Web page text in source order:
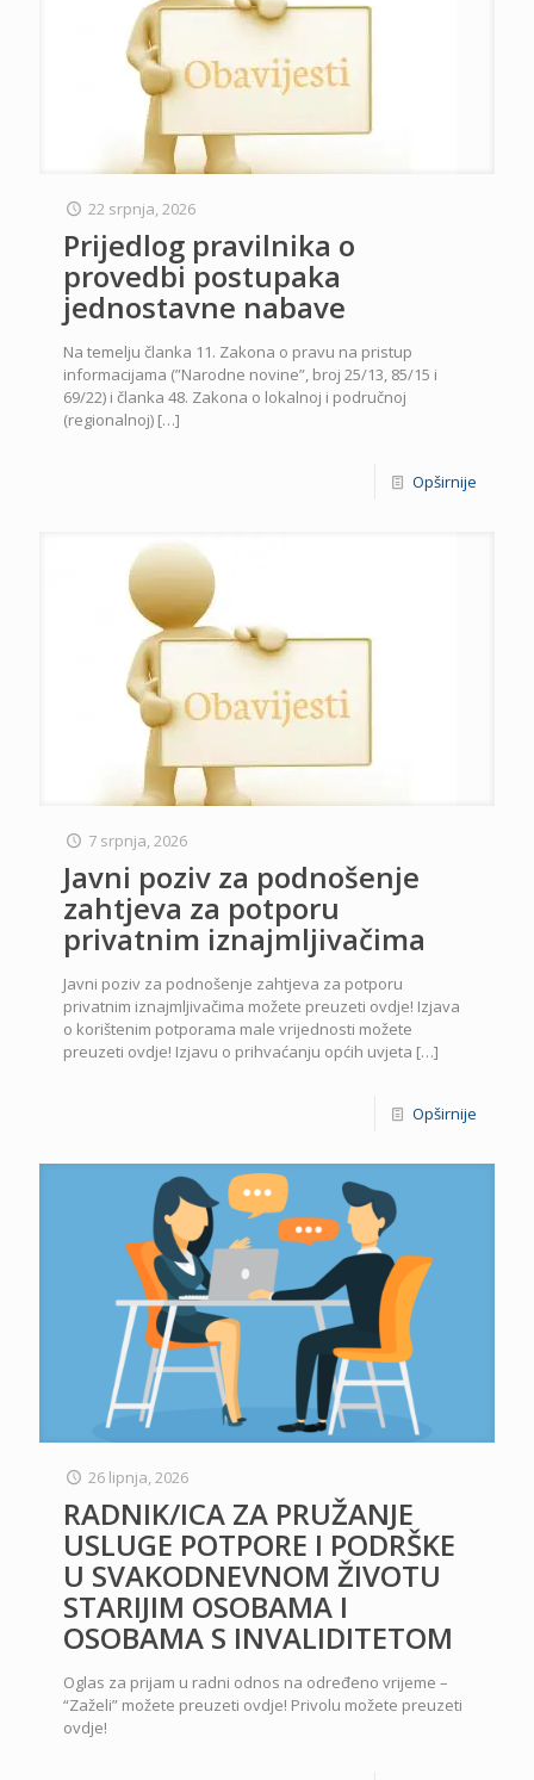
22 srpnja, 2026
Prijedlog pravilnika o
provedbi postupaka
jednostavne nabave
Na temelju članka 11. Zakona o pravu na pristup
informacijama (”Narodne novine”, broj 25/13, 85/15 i
69/22) i članka 48. Zakona o lokalnoj i područnoj
(regionalnoj) […]
Opširnije
7 srpnja, 2026
Javni poziv za podnošenje
zahtjeva za potporu
privatnim iznajmljivačima
Javni poziv za podnošenje zahtjeva za potporu
privatnim iznajmljivačima možete preuzeti ovdje! Izjava
o korištenim potporama male vrijednosti možete
preuzeti ovdje! Izjavu o prihvaćanju općih uvjeta […]
Opširnije
26 lipnja, 2026
RADNIK/ICA ZA PRUŽANJE
USLUGE POTPORE I PODRŠKE
U SVAKODNEVNOM ŽIVOTU
STARIJIM OSOBAMA I
OSOBAMA S INVALIDITETOM
Oglas za prijam u radni odnos na određeno vrijeme –
“Zaželi” možete preuzeti ovdje! Privolu možete preuzeti
ovdje!